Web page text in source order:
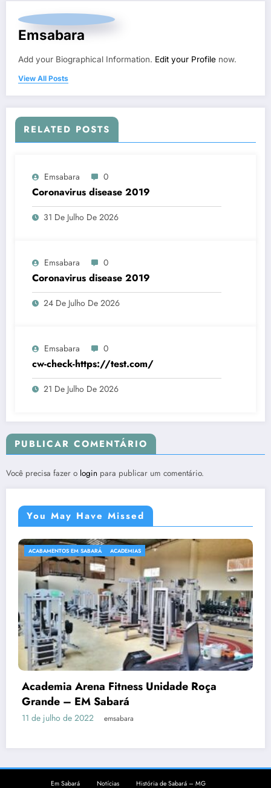
Emsabara
Add your Biographical Information. Edit your Profile now.
View All Posts
RELATED POSTS
Emsabara 0
Coronavirus disease 2019
31 De Julho De 2026
Emsabara 0
Coronavirus disease 2019
24 De Julho De 2026
Emsabara 0
cw-check-https://test.com/
21 De Julho De 2026
PUBLICAR COMENTÁRIO
Você precisa fazer o login para publicar um comentário.
You May Have Missed
ACABAMENTOS EM SABARÁ ACADEMIAS
Academia Arena Fitness Unidade Roça
Grande – EM Sabará
11 de julho de 2022 emsabara